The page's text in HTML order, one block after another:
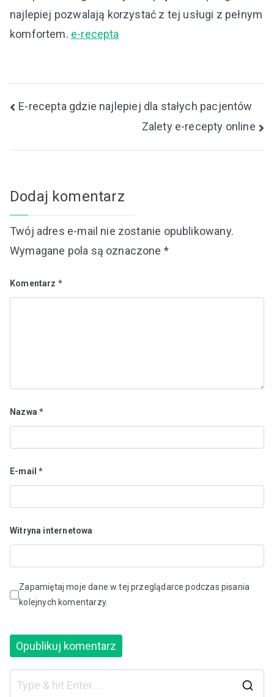
najlepiej pozwalają korzystać z tej usługi z pełnym
komfortem. e-recepta
Nawigacja
E-recepta gdzie najlepiej dla stałych pacjentów
Zalety e-recepty online
Dodaj komentarz
Twój adres e-mail nie zostanie opublikowany.
Wymagane pola są oznaczone *
Komentarz *
Nazwa*
E-mail*
Witryna internetowa
Zapamiętaj moje dane w tej przeglądarce podczas pisania
kolejnych komentarzy.